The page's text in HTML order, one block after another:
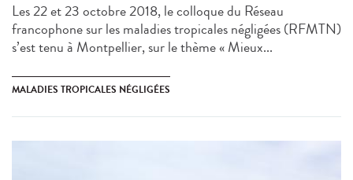
Les 22 et 23 octobre 2018, le colloque du Réseau
francophone sur les maladies tropicales négligées (RFMTN)
s’est tenu à Montpellier, sur le thème « Mieux...
MALADIES TROPICALES NÉGLIGÉES